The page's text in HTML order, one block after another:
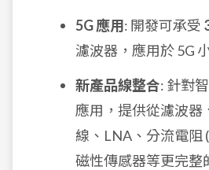
5G 應用: 開發可承受
濾波器，應用於 5G
新產品線整合: 針對
應用，提供從濾波器
線、LNA、分流電阻
磁性傳感器等更完整